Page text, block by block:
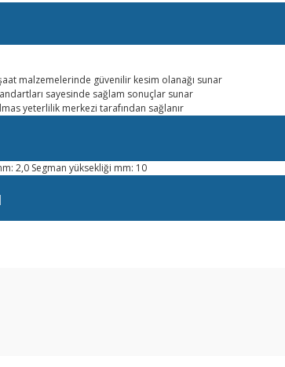
malzemelerinde güvenilir kesim olanağı sunar
sayesinde sağlam sonuçlar sunar
yeterlilik merkezi tarafından sağlanır
2,0 Segman yüksekliği mm: 10